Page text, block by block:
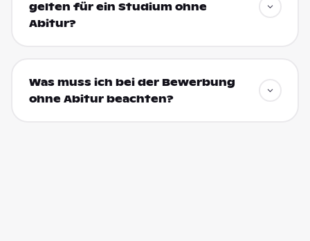
gelten für ein Studium ohne
Abitur?
Was muss ich bei der Bewerbung
ohne Abitur beachten?